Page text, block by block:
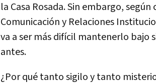
la Casa Rosada. Sin embargo,
Comunicación y Relaciones
va a ser más difícil mantenerlo bajo
antes.
¿Por qué tanto sigilo y tanto